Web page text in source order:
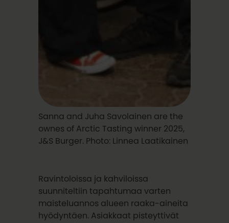
Sanna and Juha Savolainen are the
ownes of Arctic Tasting winner 2025,
J&S Burger. Photo: Linnea Laatikainen
Ravintoloissa ja kahviloissa
suunniteltiin tapahtumaa varten
maisteluannos alueen raaka-aineita
hyödyntäen. Asiakkaat pisteyttivät